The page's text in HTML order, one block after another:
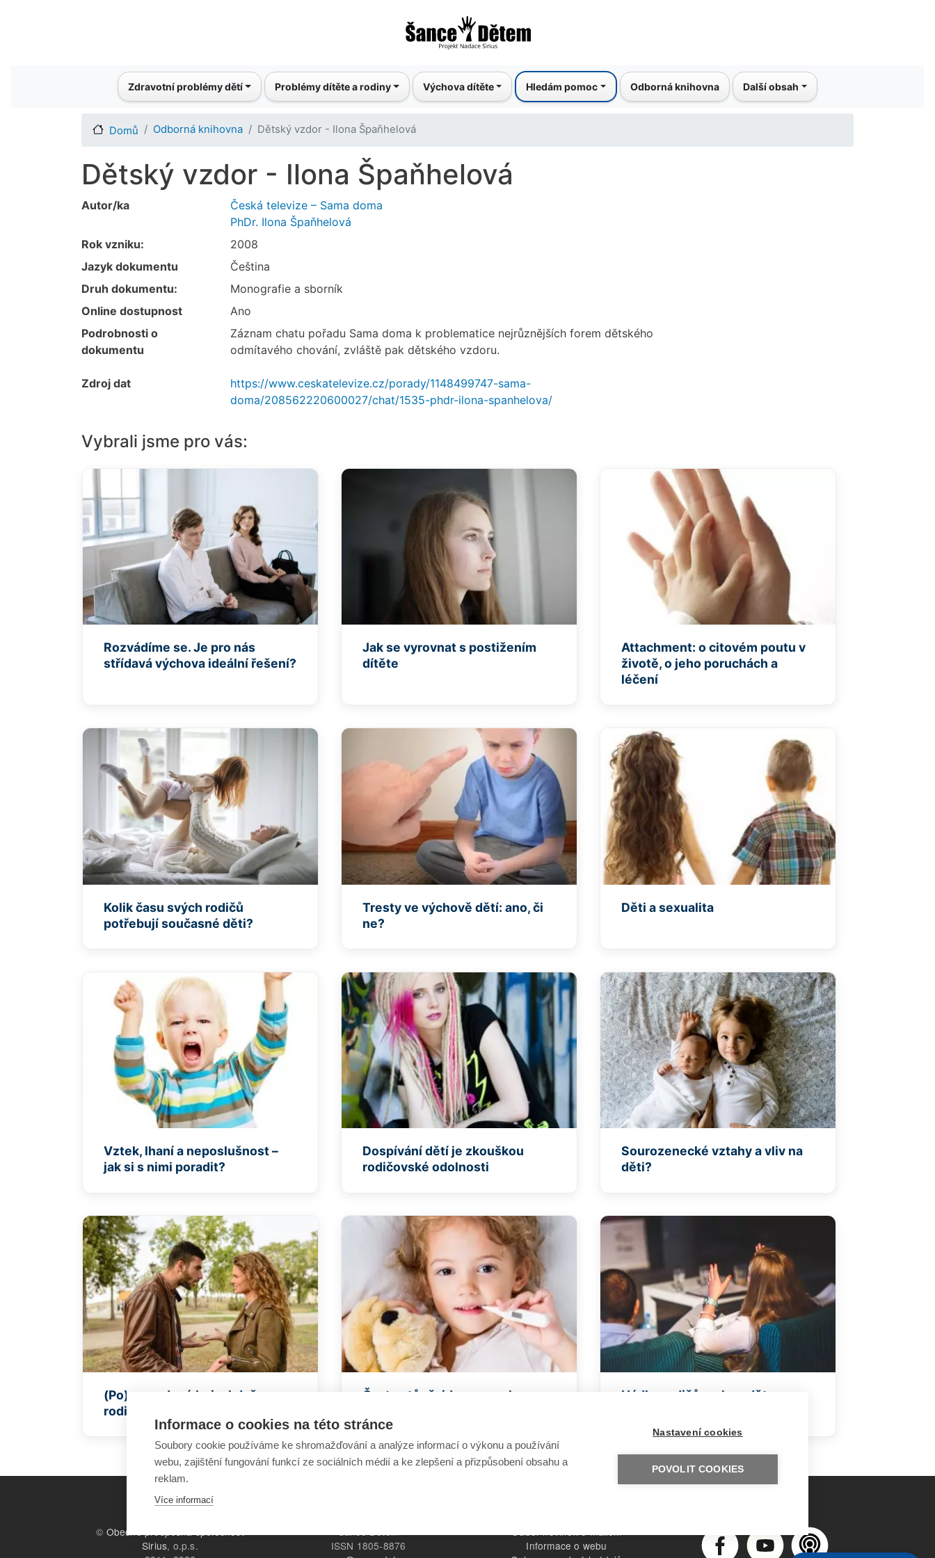
k
hlavnímu
Main navigationZdravotní problémy dětí Problémy dítěte a rodiny Výchova dítěte Hledám pomoc Odborná knihovna Další obsah
Domů Odborná knihovna Dětský vzdor - Ilona Špaňhelová
Dětský vzdor - Ilona Špaňhelová
Autor/ka
Česká televize – Sama doma
PhDr. Ilona Špaňhelová
Rok vzniku:
2008
Jazyk dokumentu
Čeština
Druh dokumentu:
Monografie a sborník
Online dostupnost
Ano
Podrobnosti o
dokumentu
Záznam chatu pořadu Sama doma k problematice nejrůznějších forem dětského
odmítavého chování, zvláště pak dětského vzdoru.
Zdroj dat
https://www.ceskatelevize.cz/porady/1148499747-sama-
doma/208562220600027/chat/1535-phdr-ilona-spanhelova/
Vybrali jsme pro vás:
Rozvádíme se. Je pro nás
střídavá výchova ideální řešení?
Jak se vyrovnat s postižením
dítěte
Attachment: o citovém poutu v
životě, o jeho poruchách a
léčení
Kolik času svých rodičů
potřebují současné děti?
Tresty ve výchově dětí: ano, či
ne?
Děti a sexualita
Vztek, lhaní a neposlušnost –
jak si s nimi poradit?
Dospívání dětí je zkouškou
rodičovské odolnosti
Sourozenecké vztahy a vliv na
děti?
(Po)rozvodové boje: když
rodiče zapomínají na děti
Často stůně: jde o poruchu
Hádky rodičů mohou dětem
© Obecně prospěšná společnost
Sirius, o.p.s.
ISSN 1805-8876
Informace o webu
Informace o cookies na této stránce
Soubory cookie používáme ke shromažďování a analýze informací o výkonu a používání
webu, zajištění fungování funkcí ze sociálních médií a ke zlepšení a přizpůsobení obsahu a
reklam.
Více informací
Nastavení cookies
POVOLIT COOKIES